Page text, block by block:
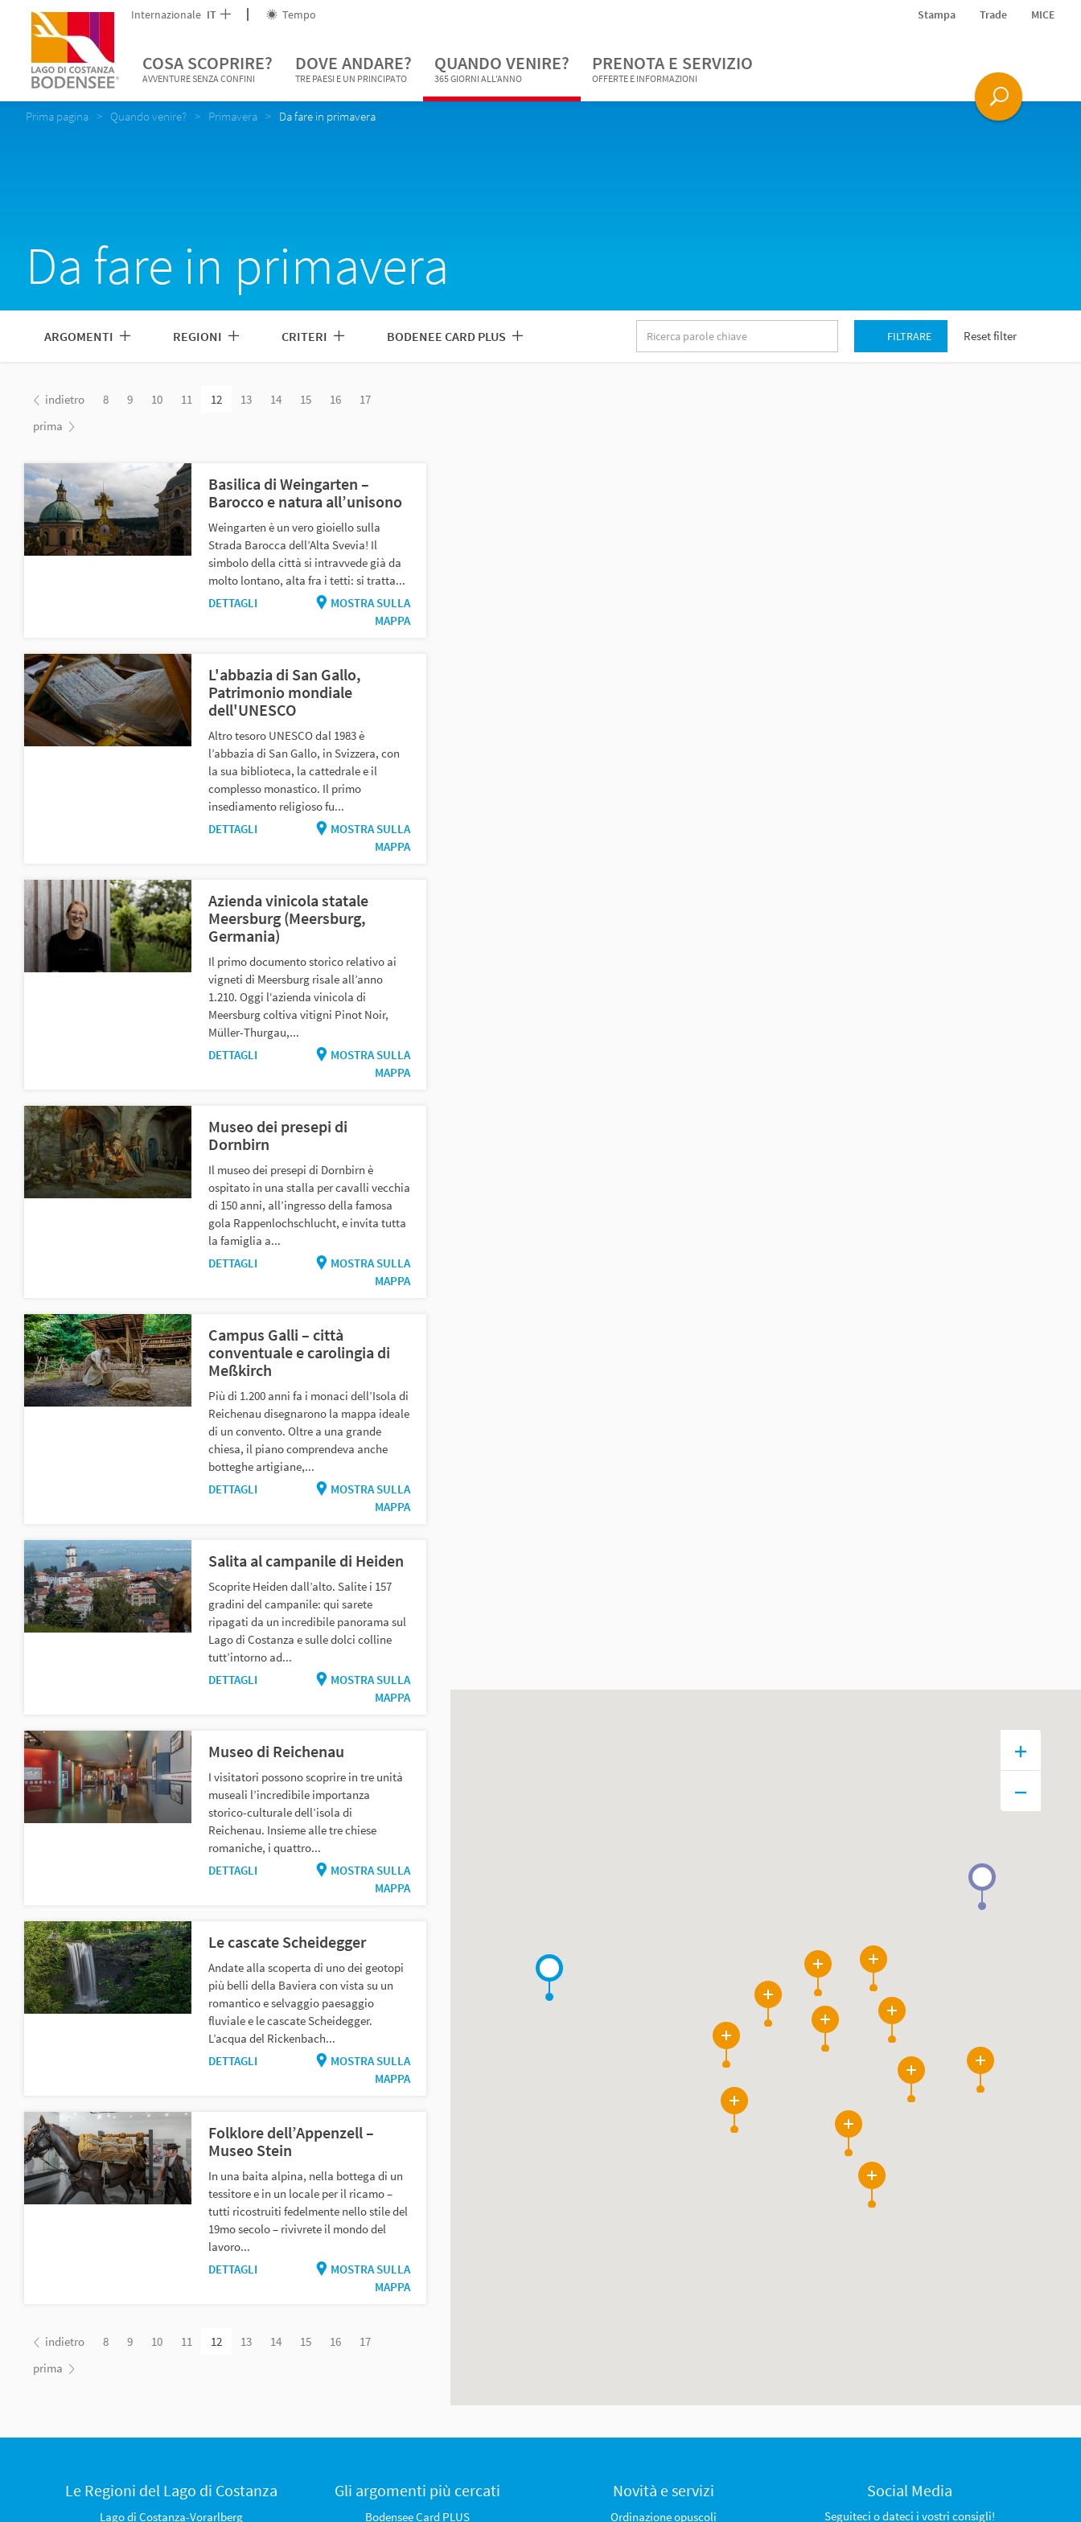
Internazionale IT Tempo Stampa Trade MICE
COSA SCOPRIRE?
AVVENTURE SENZA CONFINI
DOVE ANDARE?
TRE PAESI E UN PRINCIPATO
QUANDO VENIRE?
365 GIORNI ALL'ANNO
PRENOTA E SERVIZIO
OFFERTE E INFORMAZIONI
Prima pagina Quando venire? Primavera Da fare in primavera
Da fare in primavera
ARGOMENTI REGIONI CRITERI BODENEE CARD PLUS
parole
FILTRARE Reset filter
indietro 8 9 10 11 12 13 14 15 16
17
prima
Basilica di Weingarten –
Barocco e natura all’unisono
Weingarten è un vero gioiello sulla
Strada Barocca dell’Alta Svevia! Il
simbolo della città si intravvede già da
molto lontano, alta fra i tetti: si tratta...
DETTAGLI
MOSTRA SULLA
MAPPA
L'abbazia di San Gallo,
Patrimonio mondiale
dell'UNESCO
Altro tesoro UNESCO dal 1983 è
l’abbazia di San Gallo, in Svizzera, con
la sua biblioteca, la cattedrale e il
complesso monastico. Il primo
insediamento religioso fu...
DETTAGLI
MOSTRA SULLA
MAPPA
Azienda vinicola statale
Meersburg (Meersburg,
Germania)
Il primo documento storico relativo ai
vigneti di Meersburg risale all’anno
1.210. Oggi l‘azienda vinicola di
Meersburg coltiva vitigni Pinot Noir,
Müller-Thurgau,...
DETTAGLI
MOSTRA SULLA
MAPPA
Museo dei presepi di
Dornbirn
Il museo dei presepi di Dornbirn è
ospitato in una stalla per cavalli vecchia
di 150 anni, all’ingresso della famosa
gola Rappenlochschlucht, e invita tutta
la famiglia a...
DETTAGLI
MOSTRA SULLA
MAPPA
Campus Galli – città
conventuale e carolingia di
Meßkirch
Più di 1.200 anni fa i monaci dell’Isola di
Reichenau disegnarono la mappa ideale
di un convento. Oltre a una grande
chiesa, il piano comprendeva anche
botteghe artigiane,...
DETTAGLI
MOSTRA SULLA
MAPPA
Salita al campanile di Heiden
Scoprite Heiden dall’alto. Salite i 157
gradini del campanile: qui sarete
ripagati da un incredibile panorama sul
Lago di Costanza e sulle dolci colline
tutt’intorno ad...
DETTAGLI
MOSTRA SULLA
MAPPA
Museo di Reichenau
I visitatori possono scoprire in tre unità
museali l’incredibile importanza
storico-culturale dell’isola di
Reichenau. Insieme alle tre chiese
romaniche, i quattro...
DETTAGLI
MOSTRA SULLA
MAPPA
Le cascate Scheidegger
Andate alla scoperta di uno dei geotopi
più belli della Baviera con vista su un
romantico e selvaggio paesaggio
fluviale e le cascate Scheidegger.
L’acqua del Rickenbach...
DETTAGLI
MOSTRA SULLA
MAPPA
Folklore dell’Appenzell –
Museo Stein
In una baita alpina, nella bottega di un
tessitore e in un locale per il ricamo –
tutti ricostruiti fedelmente nello stile del
19mo secolo – rivivrete il mondo del
lavoro...
DETTAGLI
MOSTRA SULLA
MAPPA
indietro 8 9 10 11 12 13 14 15 16
17
prima
Le Regioni del Lago di Costanza
Lago di Costanza-Vorarlberg
Gli argomenti più cercati
Bodensee Card PLUS
Novità e servizi
Ordinazione opuscoli
Social Media
Seguiteci o dateci i vostri consigli!